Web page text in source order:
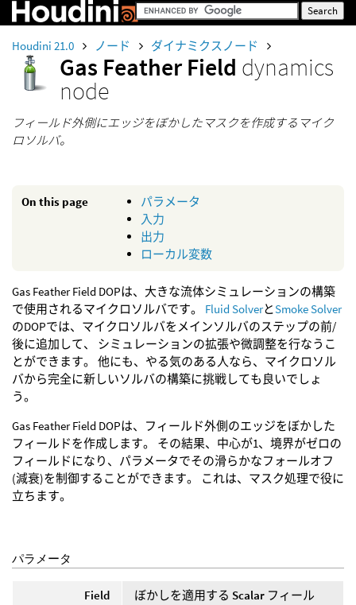
Houdini 21.0 ノード ダイナミクスノード
Gas Feather Field dynamics
node
フィールド外側にエッジをぼかしたマスクを作成するマイク
ロソルバ。
On this page
パラメータ
入力
出力
ローカル変数
Gas Feather Field DOPは、大きな流体シミュレーションの構築
で使用されるマイクロソルバです。 Fluid SolverとSmoke Solver
のDOPでは、マイクロソルバをメインソルバのステップの前/
後に追加して、 シミュレーションの拡張や微調整を行なうこ
とができます。 他にも、やる気のある人なら、マイクロソル
バから完全に新しいソルバの構築に挑戦しても良いでしょ
う。
Gas Feather Field DOPは、フィールド外側のエッジをぼかした
フィールドを作成します。 その結果、中心が1、境界がゼロの
フィールドになり、パラメータでその滑らかなフォールオフ
(減衰)を制御することができます。 これは、マスク処理で役に
立ちます。
パラメータ
Field ぼかしを適用する Scalar フィール